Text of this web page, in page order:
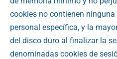
cookies no contienen
personal específica, y la
del disco duro al finalizar la
denominadas cookies de